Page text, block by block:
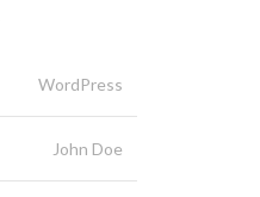
WordPress
John Doe